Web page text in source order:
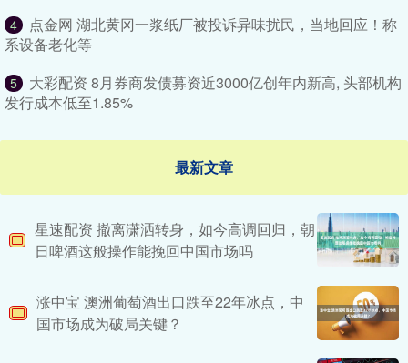
4
点金网 湖北黄冈一浆纸厂被投诉异味扰民，当地回应！称
系设备老化等
5
大彩配资 8月券商发债募资近3000亿创年内新高, 头部机构
发行成本低至1.85%
最新文章
星速配资 撤离潇洒转身，如今高调回归，朝
日啤酒这般操作能挽回中国市场吗
涨中宝 澳洲葡萄酒出口跌至22年冰点，中
国市场成为破局关键？